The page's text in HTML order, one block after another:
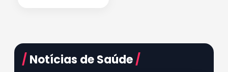
/ Notícias de Saúde/